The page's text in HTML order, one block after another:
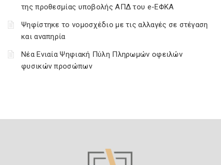
της προθεσμίας υποβολής ΑΠΔ του e-ΕΦΚΑ
Ψηφίστηκε το νομοσχέδιο με τις αλλαγές σε στέγαση
και αναπηρία
Νέα Ενιαία Ψηφιακή Πύλη Πληρωμών οφειλών
φυσικών προσώπων